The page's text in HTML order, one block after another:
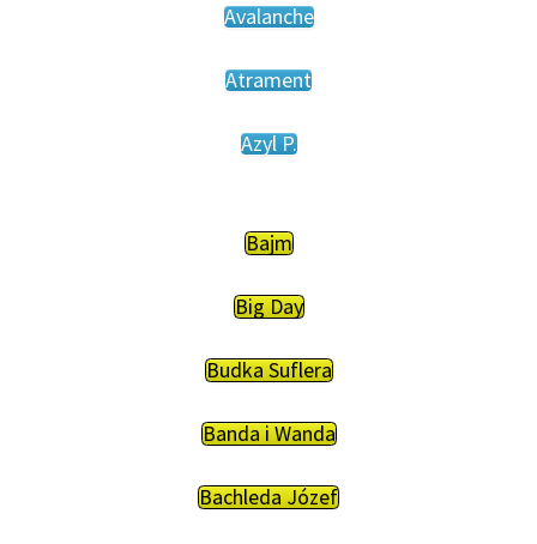
Avalanche
Atrament
Azyl P.
Bajm
Big Day
Budka Suflera
Banda i Wanda
Bachleda Józef